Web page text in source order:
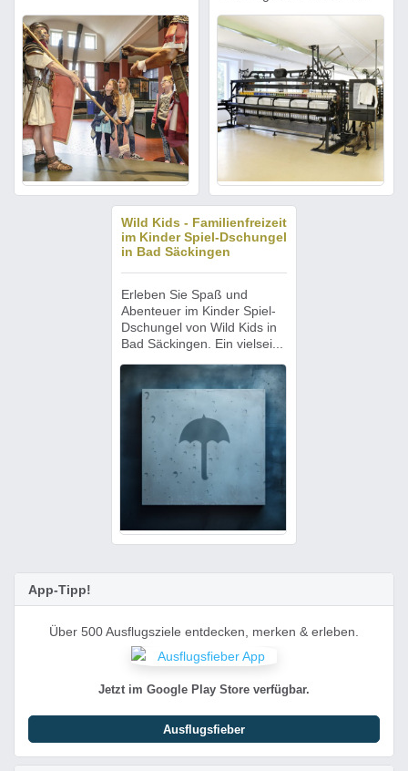
Wild Kids - Familienfreizeit
im Kinder Spiel-Dschungel
in Bad Säckingen
Erleben Sie Spaß und
Abenteuer im Kinder Spiel-
Dschungel von Wild Kids in
Bad Säckingen. Ein vielsei...
App-Tipp!
Über 500 Ausflugsziele entdecken, merken & erleben.
Jetzt im Google Play Store verfügbar.
Ausflugsfieber